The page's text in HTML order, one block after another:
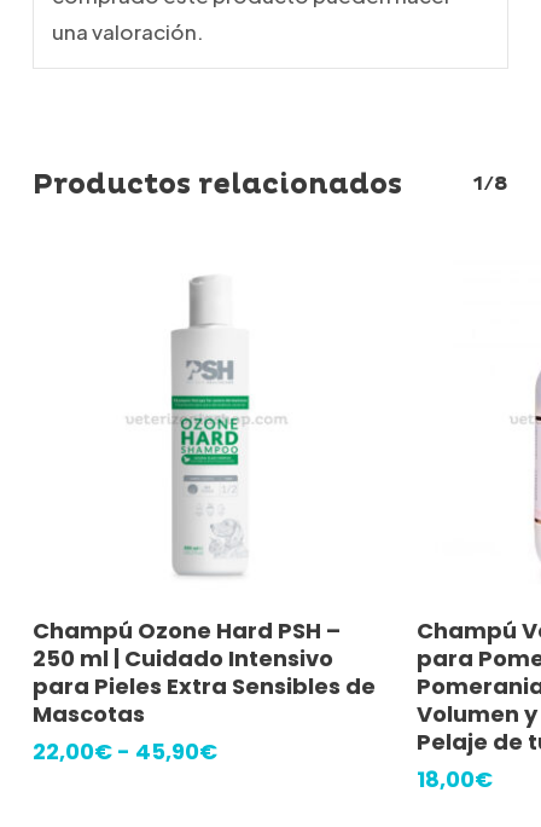
una valoración.
Productos relacionados 1/8
Seleccionar Opciones
producto
tiene
múltiples
variantes.
Champú Ozone Hard PSH –
250 ml | Cuidado Intensivo
para Pieles Extra Sensibles de
Mascotas
22,00€ - 45,90€Rango
Champú
para
Volumen
Pelaje de
18,00€